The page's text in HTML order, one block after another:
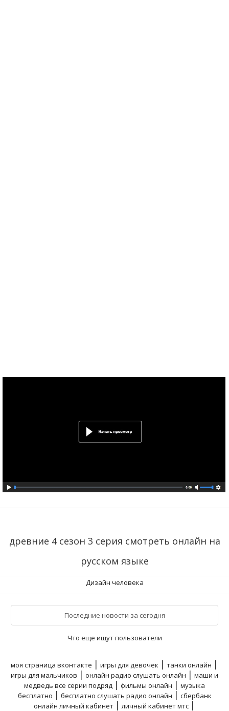
древние 4 сезон 3 серия смотреть онлайн на
русском языке
Дизайн человека
Последние новости за сегодня
Что еще ищут пользователи
моя страница вконтакте | игры для девочек | танки онлайн |
игры для мальчиков | онлайн радио слушать онлайн | маши и
медведь все серии подряд | фильмы онлайн | музыка
бесплатно | бесплатно слушать радио онлайн | сбербанк
онлайн личный кабинет | личный кабинет мтс |